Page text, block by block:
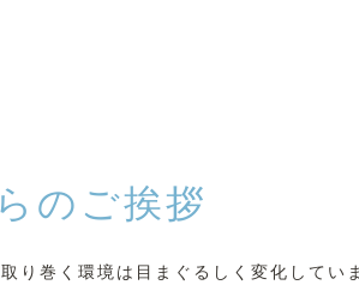
のご挨拶
り巻く環境は目まぐるしく変化してい